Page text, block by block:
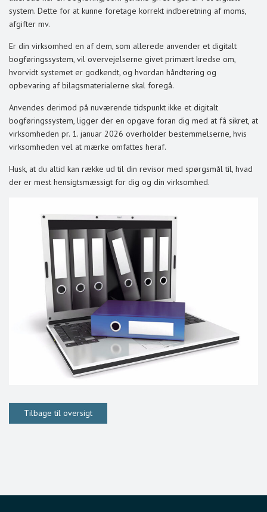
system. Dette for at kunne foretage korrekt indberetning af moms,
afgifter mv.
Er din virksomhed en af dem, som allerede anvender et digitalt
bogføringssystem, vil overvejelserne givet primært kredse om,
hvorvidt systemet er godkendt, og hvordan håndtering og
opbevaring af bilagsmaterialerne skal foregå.
Anvendes derimod på nuværende tidspunkt ikke et digitalt
bogføringssystem, ligger der en opgave foran dig med at få sikret, at
virksomheden pr. 1. januar 2026 overholder bestemmelserne, hvis
virksomheden vel at mærke omfattes heraf.
Husk, at du altid kan række ud til din revisor med spørgsmål til, hvad
der er mest hensigtsmæssigt for dig og din virksomhed.
Tilbage til oversigt